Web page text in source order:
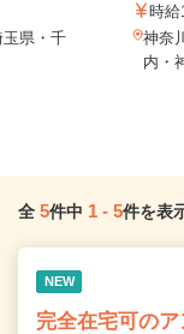
県・千
時給
神奈
内・
全 5件中 1 - 5件を表
NEW
完全在宅可の